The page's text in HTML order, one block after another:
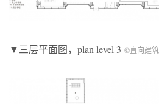
▼三层平面图，plan level 3 ©直向建筑